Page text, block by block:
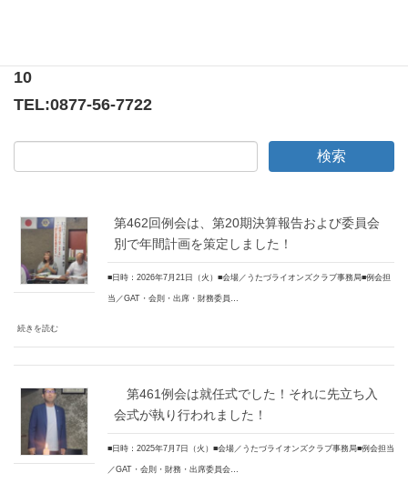
10
TEL:0877-56-7722
第462回例会は、第20期決算報告および委員会
別で年間計画を策定しました！
■日時：2026年7月21日（火）■会場／うたづライオンズクラブ事務局■例会担
当／GAT・会則・出席・財務委員…
続きを読む
第461例会は就任式でした！それに先立ち入
会式が執り行われました！
■日時：2025年7月7日（火）■会場／うたづライオンズクラブ事務局■例会担当
／GAT・会則・財務・出席委員会…